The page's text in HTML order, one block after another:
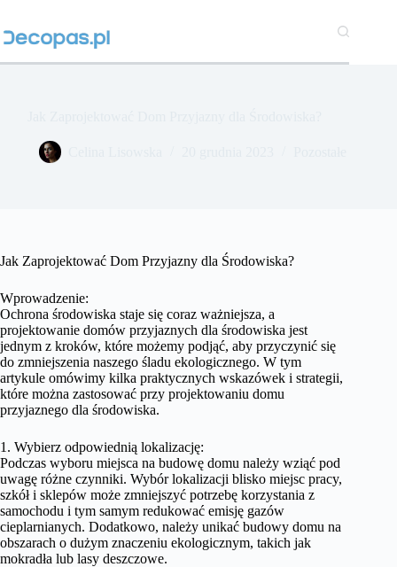
treści
Jak Zaprojektować Dom Przyjazny dla Środowiska?
Wprowadzenie:
Ochrona środowiska staje się coraz ważniejsza, a
projektowanie domów przyjaznych dla środowiska jest
jednym z kroków, które możemy podjąć, aby przyczynić się
do zmniejszenia naszego śladu ekologicznego. W tym
artykule omówimy kilka praktycznych wskazówek i strategii,
które można zastosować przy projektowaniu domu
przyjaznego dla środowiska.
1. Wybierz odpowiednią lokalizację:
Podczas wyboru miejsca na budowę domu należy wziąć pod
uwagę różne czynniki. Wybór lokalizacji blisko miejsc pracy,
szkół i sklepów może zmniejszyć potrzebę korzystania z
samochodu i tym samym redukować emisję gazów
cieplarnianych. Dodatkowo, należy unikać budowy domu na
obszarach o dużym znaczeniu ekologicznym, takich jak
mokradła lub lasy deszczowe.